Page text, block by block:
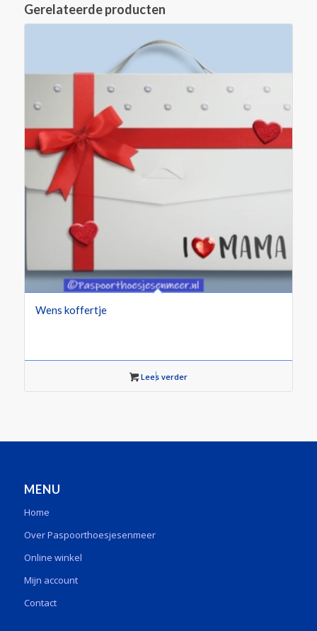
Gerelateerde producten
Wens koffertje
Lees verder
MENU
Home
Over Paspoorthoesjesenmeer
Online winkel
Mijn account
Contact